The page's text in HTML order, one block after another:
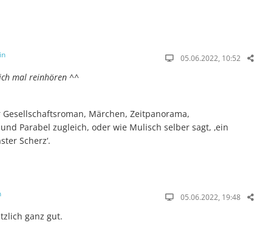
05.06.2022, 10:52
mal reinhören ^^
Gesellschaftsroman, Märchen, Zeitpanorama,
Parabel zugleich, oder wie Mulisch selber sagt, ‚ein
Scherz‘.
05.06.2022, 19:48
ganz gut.